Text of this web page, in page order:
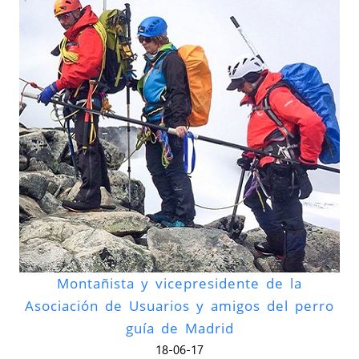
Montañista y vicepresidente de la
Asociación de Usuarios y amigos del perro
guía de Madrid
18-06-17